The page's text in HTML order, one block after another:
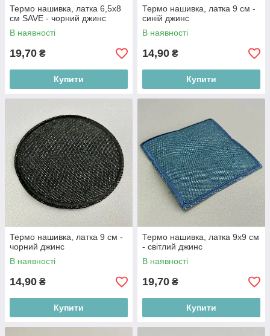
Термо нашивка, латка 6,5х8
см SAVE - чорний джинс
В наявності
19,70 ₴
Купити
Термо нашивка, латка 9 см -
синій джинс
В наявності
14,90 ₴
Купити
Термо нашивка, латка 9 см -
чорний джинс
В наявності
14,90 ₴
Купити
Термо нашивка, латка 9х9 см
- світлий джинс
В наявності
19,70 ₴
Купити